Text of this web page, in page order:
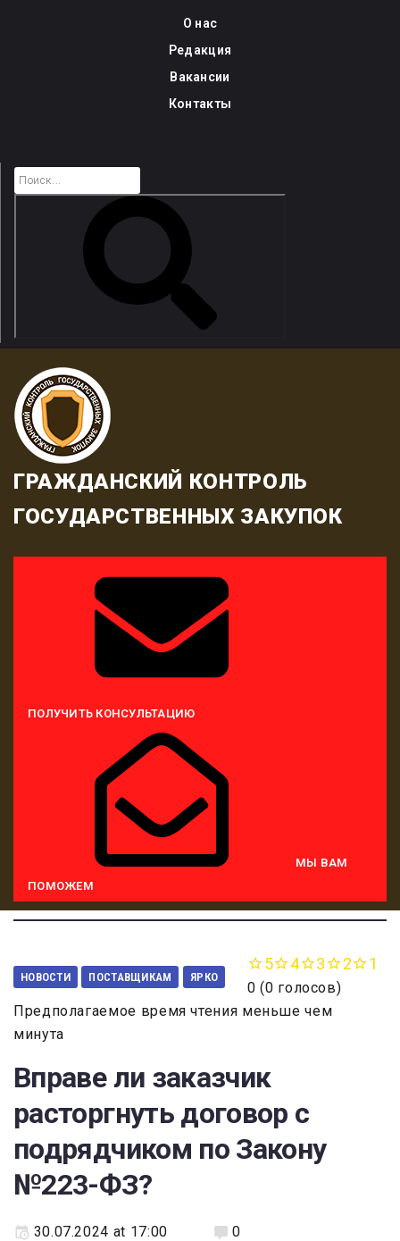
О нас
Редакция
Вакансии
Контакты
ГРАЖДАНСКИЙ КОНТРОЛЬ
ГОСУДАРСТВЕННЫХ ЗАКУПОК
ПОЛУЧИТЬ КОНСУЛЬТАЦИЮ
МЫ ВАМ
ПОМОЖЕМ
НОВОСТИ ПОСТАВЩИКАМ ЯРКО
5 4 3 2 1
0 (0 голосов)
Предполагаемое время чтения меньше чем
минута
Вправе ли заказчик
расторгнуть договор с
подрядчиком по Закону
№223-ФЗ?
30.07.2024 at 17:00 0